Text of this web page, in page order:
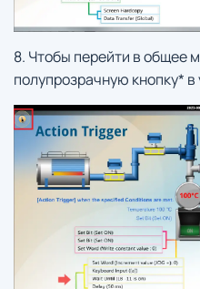
8. Чтобы перейти в общее
полупрозрачную кнопку* в